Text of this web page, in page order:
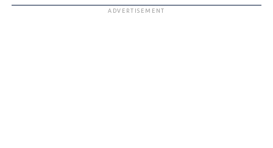
ADVERTISEMENT